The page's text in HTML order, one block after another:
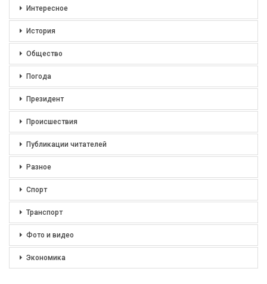
Интересное
История
Общество
Погода
Президент
Происшествия
Публикации читателей
Разное
Спорт
Транспорт
Фото и видео
Экономика